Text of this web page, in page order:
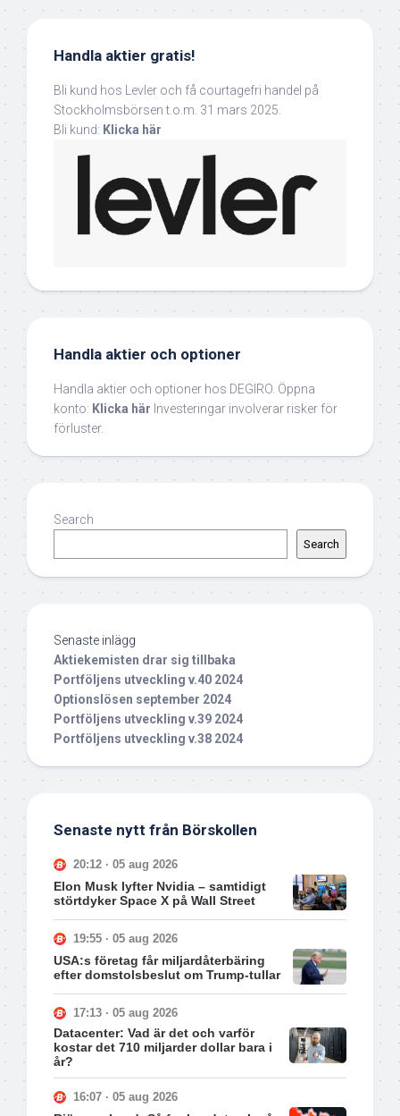
Handla aktier gratis!
Bli kund hos Levler och få courtagefri handel på
Stockholmsbörsen t.o.m. 31 mars 2025.
Bli kund: Klicka här
Handla aktier och optioner
Handla aktier och optioner hos DEGIRO. Öppna
konto: Klicka här Investeringar involverar risker för
förluster.
Search
Search
Senaste inlägg
Aktiekemisten drar sig tillbaka
Portföljens utveckling v.40 2024
Optionslösen september 2024
Portföljens utveckling v.39 2024
Portföljens utveckling v.38 2024
Senaste nytt från Börskollen
20:12 · 05 aug 2026
Elon Musk lyfter Nvidia – samtidigt
störtdyker Space X på Wall Street
19:55 · 05 aug 2026
USA:s företag får miljardåterbäring
efter domstolsbeslut om Trump-tullar
17:13 · 05 aug 2026
Datacenter: Vad är det och varför
kostar det 710 miljarder dollar bara i
år?
16:07 · 05 aug 2026